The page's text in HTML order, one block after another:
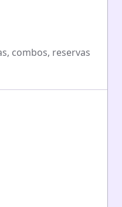
combos, reservas